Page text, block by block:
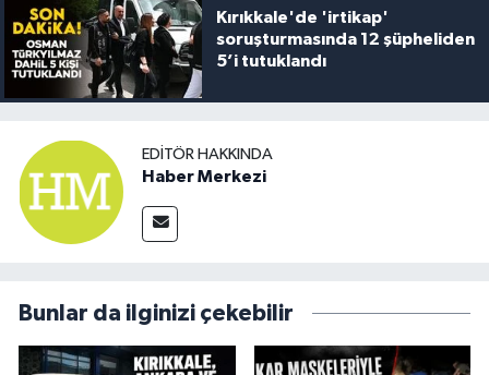
Kırıkkale'de 'irtikap'
soruşturmasında 12 şüpheliden
5’i tutuklandı
EDITÖR HAKKINDA
Haber Merkezi
Bunlar da ilginizi çekebilir